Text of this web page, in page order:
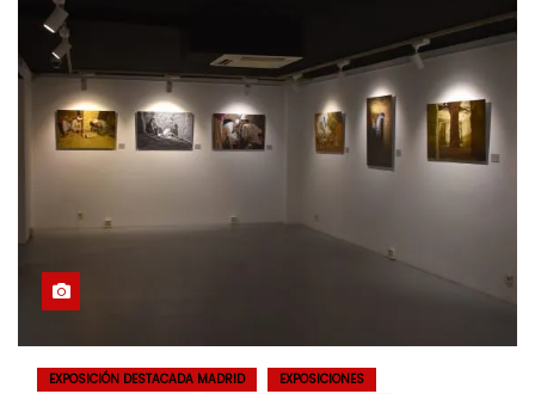
EXPOSICIÓN DESTACADA MADRID
EXPOSICIONES